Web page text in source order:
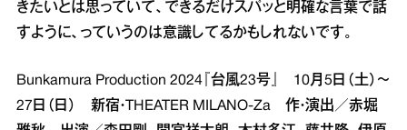
きたいとは思っていて、できるだけスパッと明確な言葉で話
すように、っていうのは意識してるかもしれないです。
Bunkamura Production 2024『台風23号』 10月5日（土）～
27日（日） 新宿・THEATER MILANO‐Za 作・演出／赤堀